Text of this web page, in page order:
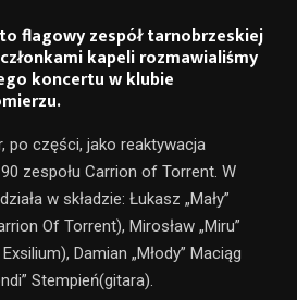
flagowy zespół tarnobrzeskiej
kapeli rozmawialiśmy
koncertu w klubie
po części, jako reaktywacja
zespołu Carrion of Torrent. W
w składzie: Łukasz „Mały”
Of Torrent), Mirosław „Miru”
Damian „Młody” Maciąg
Stempień(gitara).